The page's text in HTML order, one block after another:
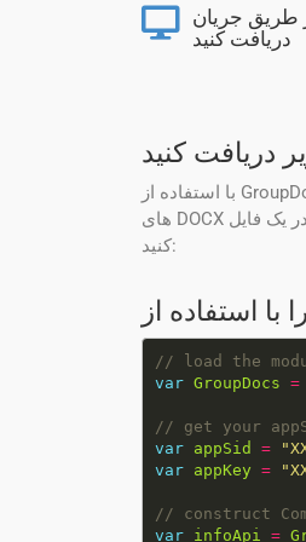
طریق جریان
دریافت کنید
دریافت کنید
با استفاده از GroupDocs.Comparison Cloud API، می توانید اسناد را مقایسه کنید و لیست تغییرات را در قالب تصاویر دریافت کنید. کد زیر نشان می دهد که چگونه می توانید فایل
های DOCX منبع و هدف را مقایسه کنید و تفاوت های آنها را در یک فایل result.DOCX واکشی کنید. بعداً می توانید با استفاده از Node.js فایل DOCX حاصل را به صورت تصویر دریافت
کنید:
var GroupDocs =
var
appSid =
var
appKey =
var
infoApi =